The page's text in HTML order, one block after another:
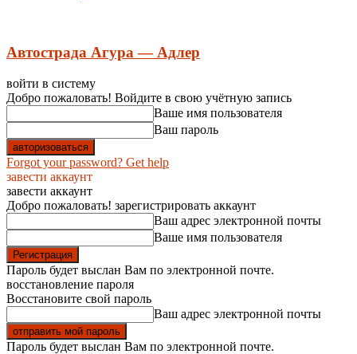
Автострада Агура — Адлер
войти в систему
Добро пожаловать! Войдите в свою учётную запись
Ваше имя пользователя
Ваш пароль
Forgot your password? Get help
завести аккаунт
завести аккаунт
Добро пожаловать! зарегистрировать аккаунт
Ваш адрес электронной почты
Ваше имя пользователя
Пароль будет выслан Вам по электронной почте.
восстановление пароля
Восстановите свой пароль
Ваш адрес электронной почты
Пароль будет выслан Вам по электронной почте.